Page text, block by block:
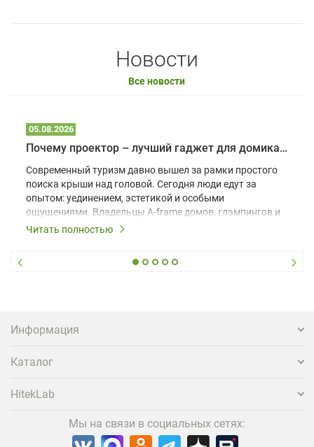
Новости
Все новости
05.08.2026
Почему проектор – лучший гаджет для домика в глэмпинге
Современный туризм давно вышел за рамки простого
поиска крыши над головой. Сегодня люди едут за
опытом: уединением, эстетикой и особыми
ощущениями. Владельцы A-frame домов, глэмпингов и
шале понимают, что конкуренция растет, и
вернуться и поделиться впечатлениями в соцсетях,
проектора.
Читать полностью
Информация
Каталог
HitekLab
Мы на связи в социальных сетях: